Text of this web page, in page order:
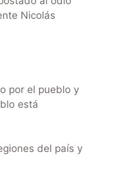
Nicolás
por el pueblo y
está
del país y